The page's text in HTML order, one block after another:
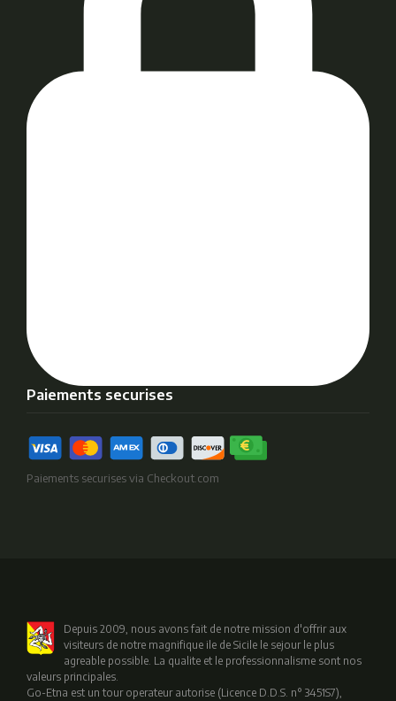
Paiements securises
Paiements securises via Checkout.com
Depuis 2009, nous avons fait de notre mission d'offrir aux
visiteurs de notre magnifique ile de Sicile le sejour le plus
agreable possible. La qualite et le professionnalisme sont nos
valeurs principales.
Go-Etna est un tour operateur autorise (Licence D.D.S. n° 3451S7),